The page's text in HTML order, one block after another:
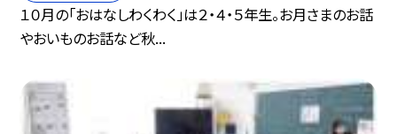
１０月の「おはなしわくわく」は２・４・５年生。お月さまのお話
やおいものお話など秋...